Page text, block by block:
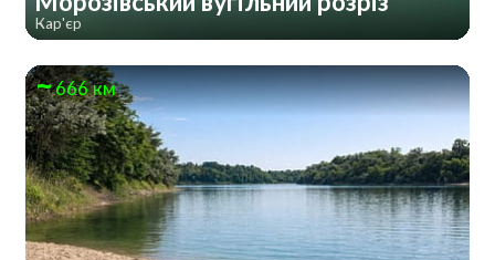
Кар'єр
666 км